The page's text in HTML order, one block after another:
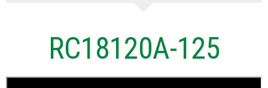
RC18120A-125